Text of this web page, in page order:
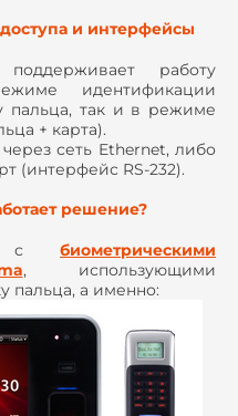
и интерфейсы
работу
идентификации
пальца, так и в режиме
+ карта).
сеть Ethernet, либо
(интерфейс RS-232).
решение?
с биометрическими
, использующими
пальца, а именно: